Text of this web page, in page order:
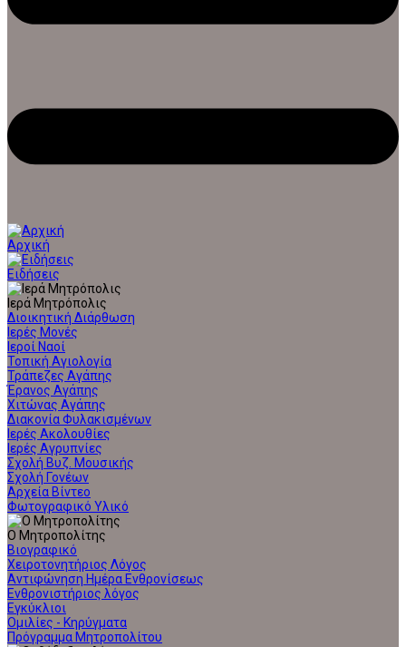
Αρχική
Ειδήσεις
Ιερά Μητρόπολις
Διοικητική Διάρθωση
Ιερές Μονές
Ιεροί Ναοί
Τοπική Αγιολογία
Τράπεζες Αγάπης
Έρανος Αγάπης
Χιτώνας Αγάπης
Διακονία Φυλακισμένων
Ιερές Ακολουθίες
Ιερές Αγρυπνίες
Σχολή Βυζ. Μουσικής
Σχολή Γονέων
Αρχεία Βίντεο
Φωτογραφικό Υλικό
Ο Μητροπολίτης
Βιογραφικό
Χειροτονητήριος Λόγος
Αντιφώνηση Ημέρα Ενθρονίσεως
Ενθρονιστήριος λόγος
Εγκύκλιοι
Ομιλίες - Κηρύγματα
Πρόγραμμα Μητροπολίτου